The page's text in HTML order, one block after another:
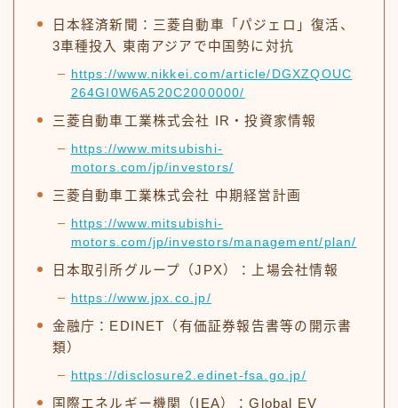
日本経済新聞：三菱自動車「パジェロ」復活、
3車種投入 東南アジアで中国勢に対抗
https://www.nikkei.com/article/DGXZQOUC
264GI0W6A520C2000000/
三菱自動車工業株式会社 IR・投資家情報
https://www.mitsubishi-
motors.com/jp/investors/
三菱自動車工業株式会社 中期経営計画
https://www.mitsubishi-
motors.com/jp/investors/management/plan/
日本取引所グループ（JPX）：上場会社情報
https://www.jpx.co.jp/
金融庁：EDINET（有価証券報告書等の開示書
類）
https://disclosure2.edinet-fsa.go.jp/
国際エネルギー機関（IEA）：Global EV